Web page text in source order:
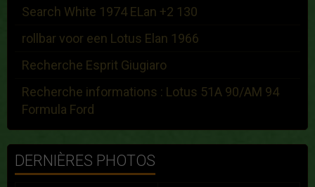
Search White 1974 ELan +2 130
rollbar voor een Lotus Elan 1966
Recherche Esprit Giugiaro
Recherche informations : Lotus 51A 90/AM 94
Formula Ford
DERNIÈRES PHOTOS